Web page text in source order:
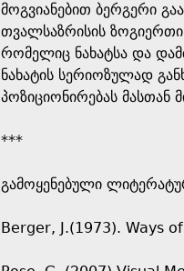
მოგვიანებით ბერგერი
თვალსაზრისის ზოგიერთი
რომელიც ნახატსა და
ნახატის სერიოზულად
პოზიციონირებას მასთან
***
გამოყენებული
Berger, J.(1973). Ways